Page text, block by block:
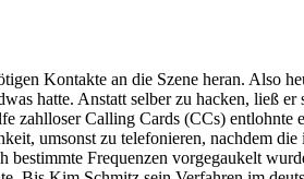
Kontakte an die Szene heran. Also
hatte. Anstatt selber zu hacken, ließ
zahlloser Calling Cards (CCs)
umsonst zu telefonieren, nachdem
bestimmte Frequenzen vorgegaukelt